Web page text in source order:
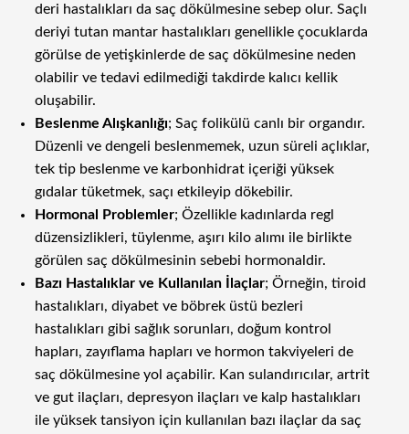
deri hastalıkları da saç dökülmesine sebep olur. Saçlı
deriyi tutan mantar hastalıkları genellikle çocuklarda
görülse de yetişkinlerde de saç dökülmesine neden
olabilir ve tedavi edilmediği takdirde kalıcı kellik
oluşabilir.
Beslenme Alışkanlığı; Saç folikülü canlı bir organdır.
Düzenli ve dengeli beslenmemek, uzun süreli açlıklar,
tek tip beslenme ve karbonhidrat içeriği yüksek
gıdalar tüketmek, saçı etkileyip dökebilir.
Hormonal Problemler; Özellikle kadınlarda regl
düzensizlikleri, tüylenme, aşırı kilo alımı ile birlikte
görülen saç dökülmesinin sebebi hormonaldir.
Bazı Hastalıklar ve Kullanılan İlaçlar; Örneğin, tiroid
hastalıkları, diyabet ve böbrek üstü bezleri
hastalıkları gibi sağlık sorunları, doğum kontrol
hapları, zayıflama hapları ve hormon takviyeleri de
saç dökülmesine yol açabilir. Kan sulandırıcılar, artrit
ve gut ilaçları, depresyon ilaçları ve kalp hastalıkları
ile yüksek tansiyon için kullanılan bazı ilaçlar da saç